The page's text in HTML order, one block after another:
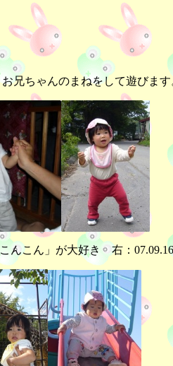
兄ちゃんのまねをして遊びます
こん」が大好き 右：